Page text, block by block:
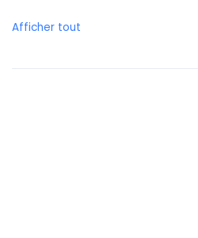
Botswana
Afficher tout